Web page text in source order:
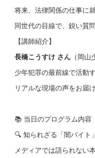
将来、法律関係の仕事に
同世代の目線で、鋭い質
【講師紹介】
長橋こうすけ さん （岡
少年犯罪の最前線で活動
リアルな現場の声をお届
📚 当日のプログラム内容
🔍 知られざる「闇バイト
メディアでは語られない